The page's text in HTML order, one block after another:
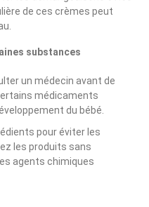
de ces crèmes peut
substances
un médecin avant de
médicaments
du bébé.
pour éviter les
les produits sans
agents chimiques